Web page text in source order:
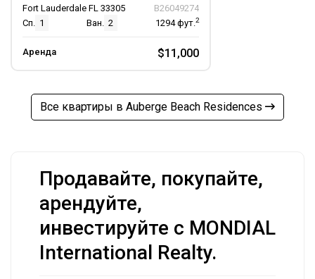
Fort Lauderdale FL 33305
B26049274
Сп. 1 Ван. 2 1294фут.2
Аренда $11,000
Все квартиры в Auberge Beach Residences
Продавайте, покупайте,
арендуйте,
инвестируйте с MONDIAL
International Realty.